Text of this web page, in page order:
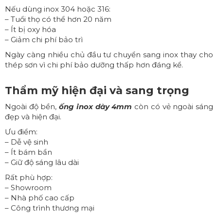
Nếu dùng inox 304 hoặc 316:
– Tuổi thọ có thể hơn 20 năm
– Ít bị oxy hóa
– Giảm chi phí bảo trì
Ngày càng nhiều chủ đầu tư chuyển sang inox thay cho
thép sơn vì chi phí bảo dưỡng thấp hơn đáng kể.
Thẩm mỹ hiện đại và sang trọng
Ngoài độ bền,ống inox dày 4mm còn có vẻ ngoài sáng
đẹp và hiện đại.
Ưu điểm:
– Dễ vệ sinh
– Ít bám bẩn
– Giữ độ sáng lâu dài
Rất phù hợp:
– Showroom
– Nhà phố cao cấp
– Công trình thương mại